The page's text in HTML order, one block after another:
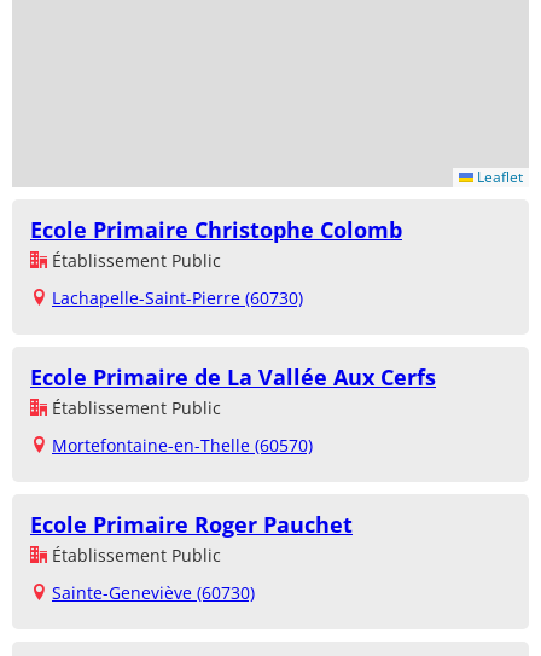
Leaflet
Ecole Primaire Christophe Colomb
Établissement Public
Lachapelle-Saint-Pierre (60730)
Ecole Primaire de La Vallée Aux Cerfs
Établissement Public
Mortefontaine-en-Thelle (60570)
Ecole Primaire Roger Pauchet
Établissement Public
Sainte-Geneviève (60730)